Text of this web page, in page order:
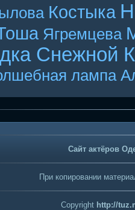
Костыка
Ягремцева
Снежной
лампа
Сайт актёров
При копировании
Copyright http://